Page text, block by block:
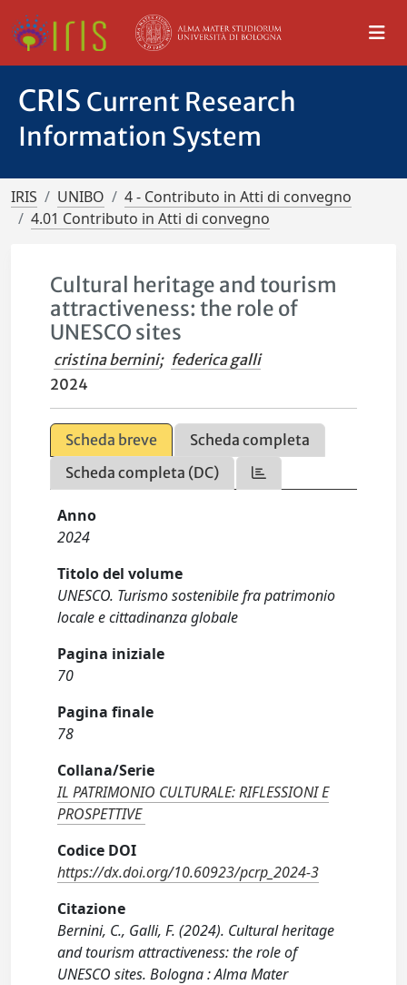
CRIS Current Research
Information System
IRIS UNIBO
4 - Contributo in Atti di convegno
4.01 Contributo in Atti di convegno
Cultural heritage and tourism
attractiveness: the role of
UNESCO sites
cristina bernini; federica galli
2024
Scheda breve
Scheda completa
Scheda completa (DC)
Anno
2024
Titolo del volume
UNESCO. Turismo sostenibile fra patrimonio
locale e cittadinanza globale
Pagina iniziale
70
Pagina finale
78
Collana/Serie
IL PATRIMONIO CULTURALE: RIFLESSIONI E
PROSPETTIVE
Codice DOI
https://dx.doi.org/10.60923/pcrp_2024-3
Citazione
Bernini, C., Galli, F. (2024). Cultural heritage
and tourism attractiveness: the role of
UNESCO sites. Bologna : Alma Mater